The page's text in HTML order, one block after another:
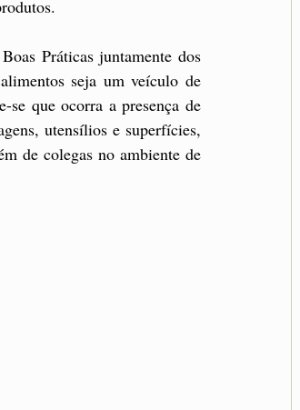
Práticas juntamente dos
seja um veículo de
que ocorra a presença de
utensílios e superfícies,
de colegas no ambiente de